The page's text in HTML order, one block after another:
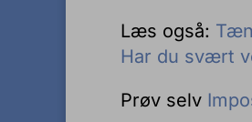
Læs også:
Har du svært
Prøv selv